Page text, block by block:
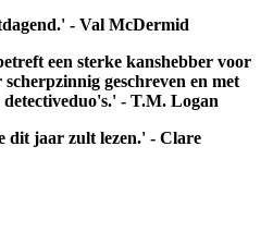
- Val McDermid
een sterke kanshebber voor
geschreven en met
- T.M. Logan
dit jaar zult lezen.' - Clare